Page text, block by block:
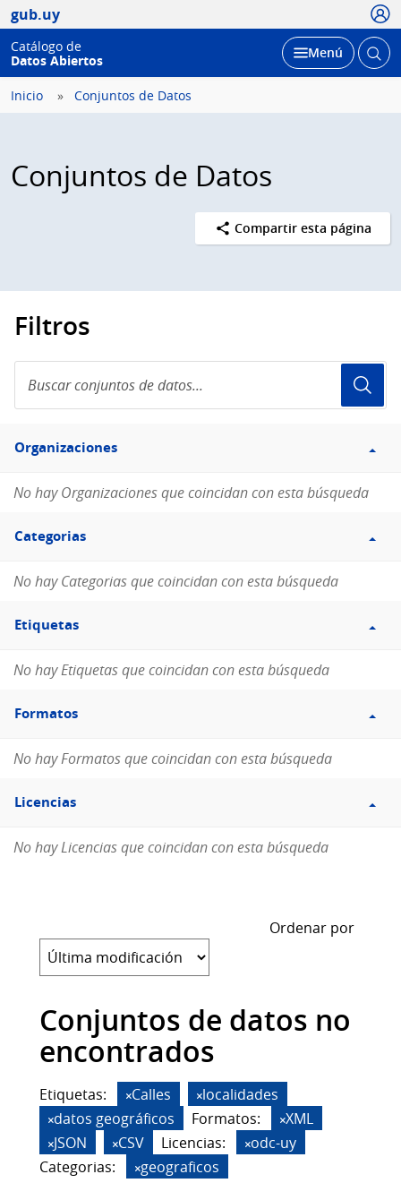
gub.uy
Catálogo de
Datos Abiertos
Desplegar
Menú Abrir
Inicio Conjuntos de Datos
Conjuntos de Datos
Compartir esta página
Filtros
conjuntos
de
Filtro
Organizaciones
Organizaciones
No hay Organizaciones que coincidan con esta búsqueda
Filtro
Categorias
Categorias
No hay Categorias que coincidan con esta búsqueda
Filtro
Etiquetas
Etiquetas
No hay Etiquetas que coincidan con esta búsqueda
Filtro
Formatos
Formatos
No hay Formatos que coincidan con esta búsqueda
Filtro
Licencias
Licencias
No hay Licencias que coincidan con esta búsqueda
Ordenar por
Conjuntos de datos no
encontrados
Etiquetas: Calles
localidades
datos geográficos
Formatos:
XML
JSON
CSV Licencias:
odc-uy
Categorias:
geograficos